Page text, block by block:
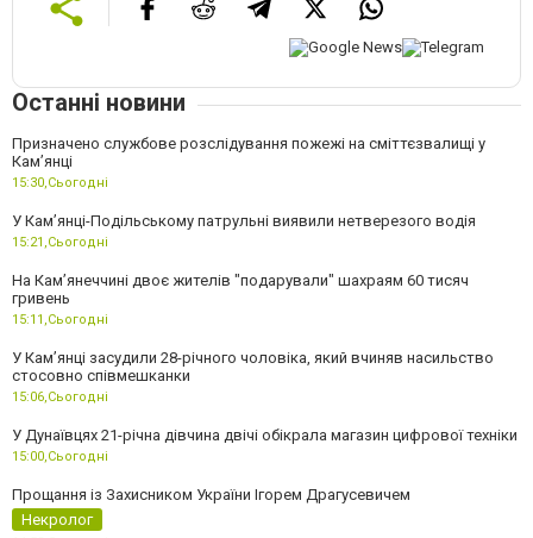
Останні новини
Призначено службове розслідування пожежі на сміттєзвалищі у
Кам’янці
15:30,Сьогодні
У Кам’янці-Подільському патрульні виявили нетверезого водія
15:21,Сьогодні
На Камʼянеччині двоє жителів "подарували" шахраям 60 тисяч
гривень
15:11,Сьогодні
У Камʼянці засудили 28-річного чоловіка, який вчиняв насильство
стосовно співмешканки
15:06,Сьогодні
У Дунаївцях 21-річна дівчина двічі обікрала магазин цифрової техніки
15:00,Сьогодні
Прощання із Захисником України Ігорем Драгусевичем
Некролог